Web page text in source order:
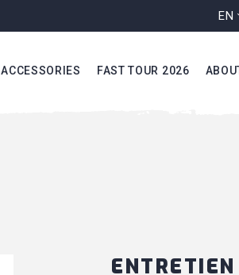
EN
ACCESSORIES FAST TOUR 2026